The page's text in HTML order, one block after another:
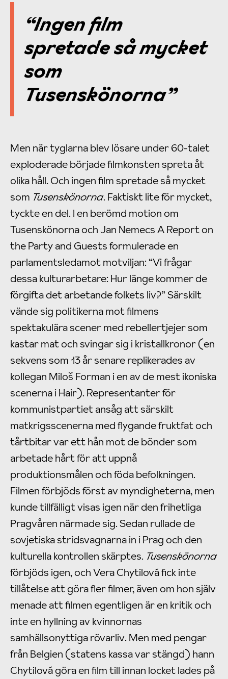
“Ingen film
spretade så mycket
som
Tusenskönorna”
Men när tyglarna blev lösare under 60-talet
exploderade började filmkonsten spreta åt
olika håll. Och ingen film spretade så mycket
som Tusenskönorna. Faktiskt lite för mycket,
tyckte en del. I en berömd motion om
Tusenskönorna och Jan Nemecs A Report on
the Party and Guests formulerade en
parlamentsledamot motviljan: “Vi frågar
dessa kulturarbetare: Hur länge kommer de
förgifta det arbetande folkets liv?” Särskilt
vände sig politikerna mot filmens
spektakulära scener med rebellertjejer som
kastar mat och svingar sig i kristallkronor (en
sekvens som 13 år senare replikerades av
kollegan Miloš Forman i en av de mest ikoniska
scenerna i Hair). Representanter för
kommunistpartiet ansåg att särskilt
matkrigsscenerna med flygande fruktfat och
tårtbitar var ett hån mot de bönder som
arbetade hårt för att uppnå
produktionsmålen och föda befolkningen.
Filmen förbjöds först av myndigheterna, men
kunde tillfälligt visas igen när den frihetliga
Pragvåren närmade sig. Sedan rullade de
sovjetiska stridsvagnarna in i Prag och den
kulturella kontrollen skärptes. Tusenskönorna
förbjöds igen, och Vera Chytilová fick inte
tillåtelse att göra fler filmer, även om hon själv
menade att filmen egentligen är en kritik och
inte en hyllning av kvinnornas
samhällsonyttiga rövarliv. Men med pengar
från Belgien (statens kassa var stängd) hann
Chytilová göra en film till innan locket lades på